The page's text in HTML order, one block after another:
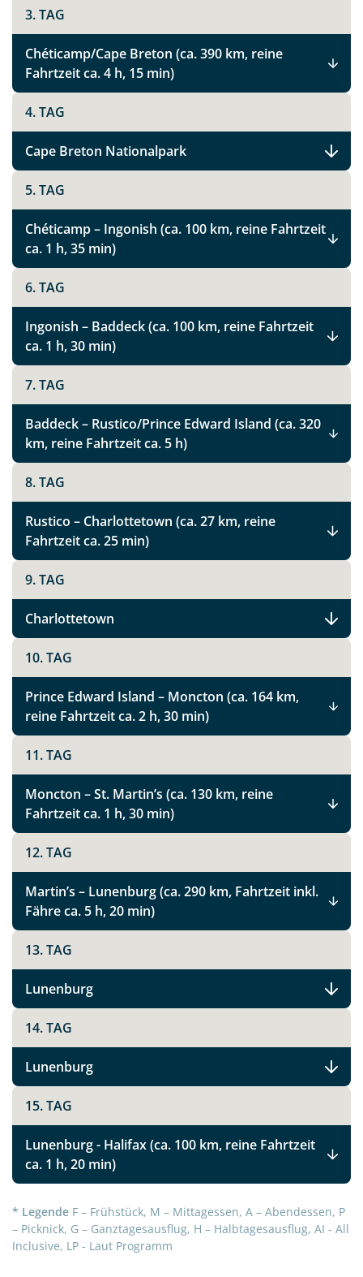
Teile diese Reise
Prince Edward Island und New Brunswick
Instagram
3. TAG
Chéticamp/Cape Breton (ca. 390 km, reine
Fahrtzeit ca. 4 h, 15 min)
4. TAG
Cape Breton Nationalpark
5. TAG
Chéticamp – Ingonish (ca. 100 km, reine Fahrtzeit
ca. 1 h, 35 min)
6. TAG
Ingonish – Baddeck (ca. 100 km, reine Fahrtzeit
ca. 1 h, 30 min)
7. TAG
Baddeck – Rustico/Prince Edward Island (ca. 320
km, reine Fahrtzeit ca. 5 h)
8. TAG
Rustico – Charlottetown (ca. 27 km, reine
Fahrtzeit ca. 25 min)
9. TAG
Charlottetown
10. TAG
Prince Edward Island – Moncton (ca. 164 km,
reine Fahrtzeit ca. 2 h, 30 min)
11. TAG
Moncton – St. Martin’s (ca. 130 km, reine
Fahrtzeit ca. 1 h, 30 min)
12. TAG
Martin’s – Lunenburg (ca. 290 km, Fahrtzeit inkl.
Fähre ca. 5 h, 20 min)
13. TAG
Lunenburg
14. TAG
Lunenburg
15. TAG
Lunenburg - Halifax (ca. 100 km, reine Fahrtzeit
ca. 1 h, 20 min)
* Legende F – Frühstück, M – Mittagessen, A – Abendessen, P
– Picknick, G – Ganztagesausflug, H – Halbtagesausflug, AI - All
Inclusive, LP - Laut Programm